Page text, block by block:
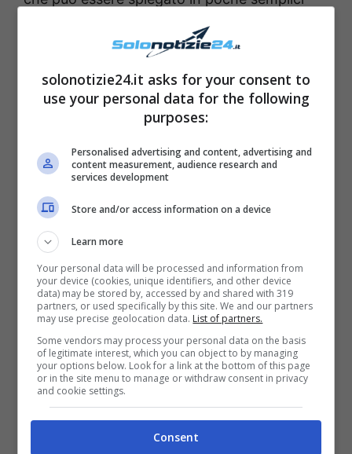
parole che molti già conosceranno, ovvero
l’amore non è amato“.
solonotizie24.it asks for your consent to
use your personal data for the following
purposes:
Personalised advertising and content, advertising and
content measurement, audience research and
services development
Store and/or access information on a device
Learn more
Your personal data will be processed and information from
your device (cookies, unique identifiers, and other device
data) may be stored by, accessed by and shared with 319
partners, or used specifically by this site. We and our partners
may use precise geolocation data. List of partners.
Some vendors may process your personal data on the basis
of legitimate interest, which you can object to by managing
your options below. Look for a link at the bottom of this page
or in the site menu to manage or withdraw consent in privacy
and cookie settings.
Consent